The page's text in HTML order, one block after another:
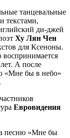
танцевальные
текстами,
ди-джей
Ху Лян Чен
для Ксеноны.
воспринимается
А после
«Мне бы в небо»
Евровидения
песню «Мне бы